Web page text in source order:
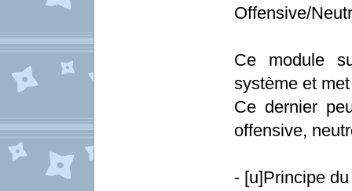
Offensive/
Ce module
système et
Ce dernier
offensive,
- [u]Principe